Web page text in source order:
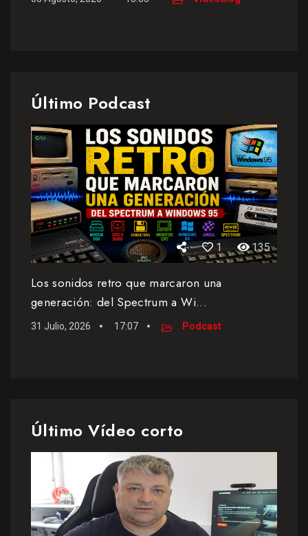
Último Podcast
1 135
Los sonidos retro que marcaron una
generación: del Spectrum a Wi...
31 Julio, 2026 17:07 Podcast
Último Vídeo corto